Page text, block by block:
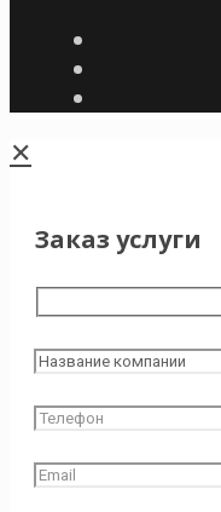
✕
Заказ услуги